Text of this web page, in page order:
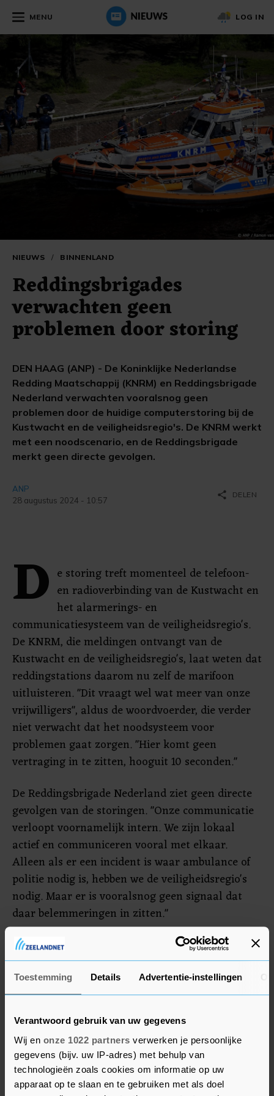
Toestemming Details Advertentie-instellingen
Verantwoord gebruik van uw gegevens
Wij en onze 1022 partners verwerken je persoonlijke
gegevens (bijv. uw IP-adres) met behulp van
technologieën zoals cookies om informatie op uw
apparaat op te slaan en te gebruiken met als doel
MENU LOG IN
NIEUWS / BINNENLAND
Reddingsbrigades
verwachten geen
problemen door storing
DEN HAAG (ANP) - De Koninklijke Nederlandse
Redding Maatschappij (KNRM) en Reddingsbrigade
Nederland verwachten vooralsnog geen
problemen door de huidige computerstoring bij de
Kustwacht en de veiligheidsregio's. De KNRM werkt
met een noodscenario, en de Reddingsbrigade
merkt geen directe gevolgen.
ANP
28 augustus 2024 - 10:57
share DELEN
D e storing treft momenteel de telefoon-
en radioverbinding van de Kustwacht en
het alarmerings- en
communicatiesysteem van de veiligheidsregio's.
De KNRM, die meldingen ontvangt van de
Kustwacht en de veiligheidsregio's, laat weten dat
reddingstations daarom nu zelf de marifoon
uitluisteren. "Dit vraagt wel wat meer van onze
vrijwilligers", aldus de woordvoerder, die verder
niet verwacht dat het noodsysteem voor
problemen gaat zorgen. "Hier komt geen
vertraging in te zitten, hooguit 10 seconden."
De Reddingsbrigade Nederland ziet geen directe
gevolgen van de storingen. "Onze communicatie
verloopt voornamelijk intern. We zijn lokaal
actief en communiceren vooral met elkaar.
Alleen als er een incident is waar ambulance of
politie nodig is, hebben we de veiligheidsregio's
nodig. Maar er is vooralsnog geen signaal dat
daar belemmeringen in zitten."
Reddingsbrigade Nederland is de
koepelorganisatie van 147 lokale
reddingsbrigades verspreid over het land, aan de
kust en in het binnenland. De KNRM heeft 45
reddingstations en zorgt onder meer voor
hulpverlening aan mensen die op het water in de
problemen komen, zoals schippers, surfers en
kiters.